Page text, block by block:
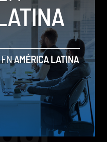
Alibaba que desafía a